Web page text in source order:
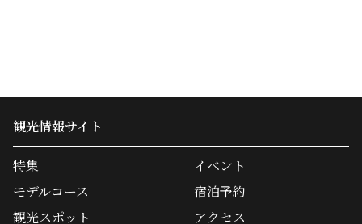
観光情報サイト
特集
モデルコース
観光スポット
イベント
宿泊予約
アクセス